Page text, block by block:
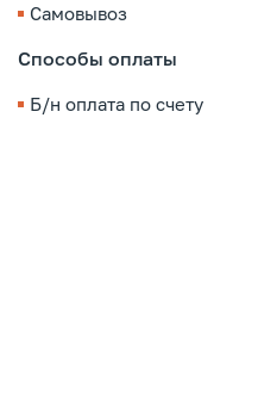
Самовывоз
Способы оплаты
Б/н оплата по счету